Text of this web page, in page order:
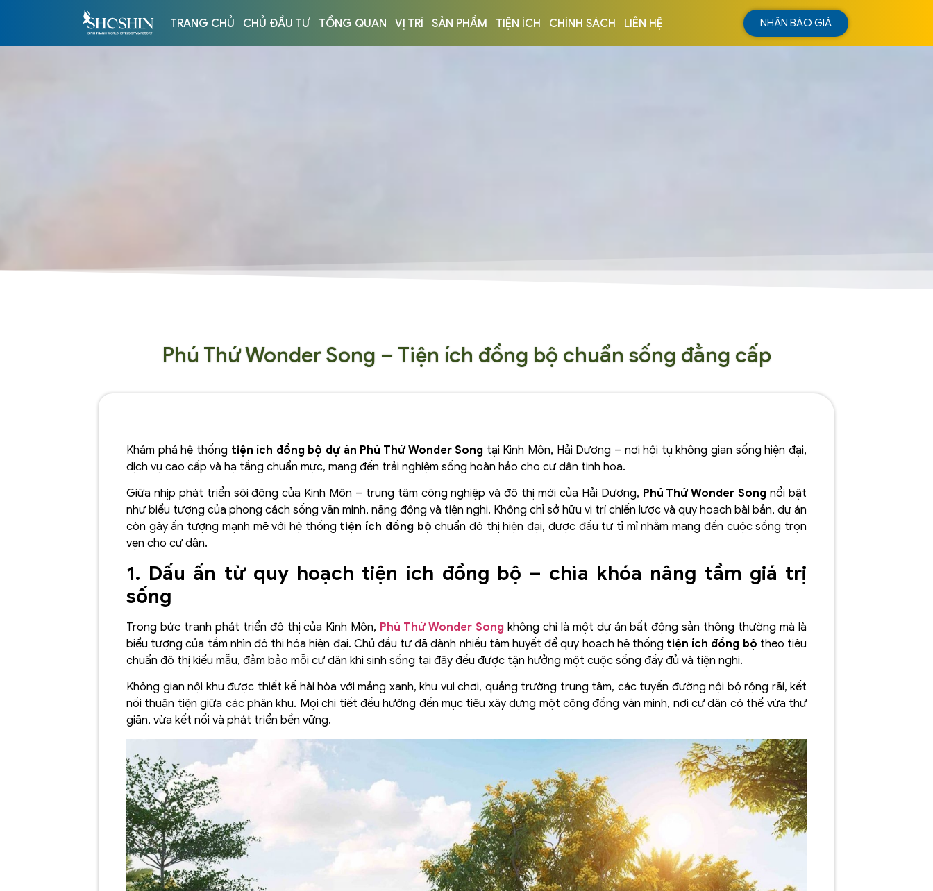
TRANG CHỦ CHỦ ĐẦU TƯ TỔNG QUAN VỊ TRÍ SẢN PHẨM TIỆN ÍCH CHÍNH SÁCH LIÊN HỆ NHẬN BÁO GIÁ
Phú Thứ Wonder Song – Tiện ích đồng bộ chuẩn sống đẳng cấp
Khám phá hệ thống tiện ích đồng bộ dự án Phú Thứ Wonder Song tại Kinh Môn, Hải Dương – nơi hội tụ không gian sống hiện đại,
dịch vụ cao cấp và hạ tầng chuẩn mực, mang đến trải nghiệm sống hoàn hảo cho cư dân tinh hoa.
Giữa nhịp phát triển sôi động của Kinh Môn – trung tâm công nghiệp và đô thị mới của Hải Dương, Phú Thứ Wonder Song nổi bật
như biểu tượng của phong cách sống văn minh, năng động và tiện nghi. Không chỉ sở hữu vị trí chiến lược và quy hoạch bài bản, dự án
còn gây ấn tượng mạnh mẽ với hệ thống tiện ích đồng bộ chuẩn đô thị hiện đại, được đầu tư tỉ mỉ nhằm mang đến cuộc sống trọn
vẹn cho cư dân.
1. Dấu ấn từ quy hoạch tiện ích đồng bộ – chìa khóa nâng tầm giá trị
sống
Trong bức tranh phát triển đô thị của Kinh Môn, Phú Thứ Wonder Song không chỉ là một dự án bất động sản thông thường mà là
biểu tượng của tầm nhìn đô thị hóa hiện đại. Chủ đầu tư đã dành nhiều tâm huyết để quy hoạch hệ thống tiện ích đồng bộ theo tiêu
chuẩn đô thị kiểu mẫu, đảm bảo mỗi cư dân khi sinh sống tại đây đều được tận hưởng một cuộc sống đầy đủ và tiện nghi.
Không gian nội khu được thiết kế hài hòa với mảng xanh, khu vui chơi, quảng trường trung tâm, các tuyến đường nội bộ rộng rãi, kết
nối thuận tiện giữa các phân khu. Mọi chi tiết đều hướng đến mục tiêu xây dựng một cộng đồng văn minh, nơi cư dân có thể vừa thư
giãn, vừa kết nối và phát triển bền vững.